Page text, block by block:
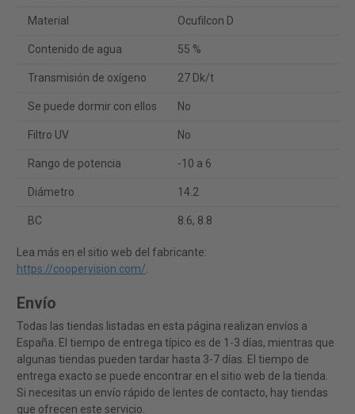
Material Ocufilcon D
Contenido de agua 55 %
Transmisión de oxígeno 27 Dk/t
Se puede dormir con ellos No
Filtro UV No
Rango de potencia -10 a 6
Diámetro 14.2
BC 8.6, 8.8
Lea más en el sitio web del fabricante:
https://coopervision.com/.
Envío
Todas las tiendas listadas en esta página realizan envíos a
España. El tiempo de entrega típico es de 1-3 días, mientras que
algunas tiendas pueden tardar hasta 3-7 días. El tiempo de
entrega exacto se puede encontrar en el sitio web de la tienda.
Si necesitas un envío rápido de lentes de contacto, hay tiendas
que ofrecen este servicio.